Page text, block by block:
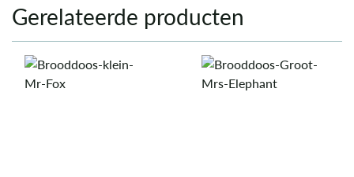
Gerelateerde producten